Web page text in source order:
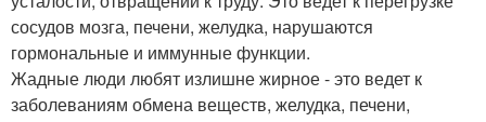
сосудов мозга, печени, желудка, нарушаются
гормональные и иммунные функции.
Жадные люди любят излишне жирное - это ведет к
заболеваниям обмена веществ, желудка, печени,